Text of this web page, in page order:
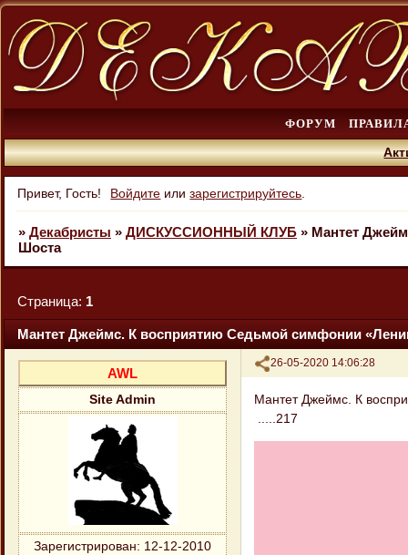
ФОРУМ
Привет, Гость! Войдите илизарегистрируйтесь
» Декабристы » ДИСКУССИОННЫЙ КЛУБ » Мантет
Шоста
Мантет Джеймс. К восприятию Седьмой симфонии
Страница: 1
Поделиться
26-05-2020 14:06:28
AWL
Site Admin
Зарегистрирован: 12-12-2010
Мантет Джеймс. К
.....217